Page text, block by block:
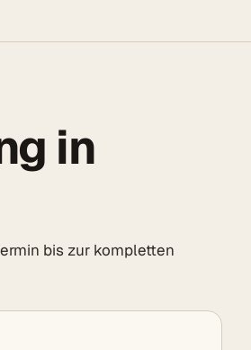
in
bis zur kompletten